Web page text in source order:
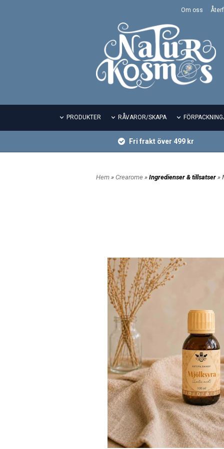
Om oss
PRODUKTER RÅVAROR/SKAPA
Fri frakt över 499 kr
Hem » Crearome » Ingredienser & tillsatser »